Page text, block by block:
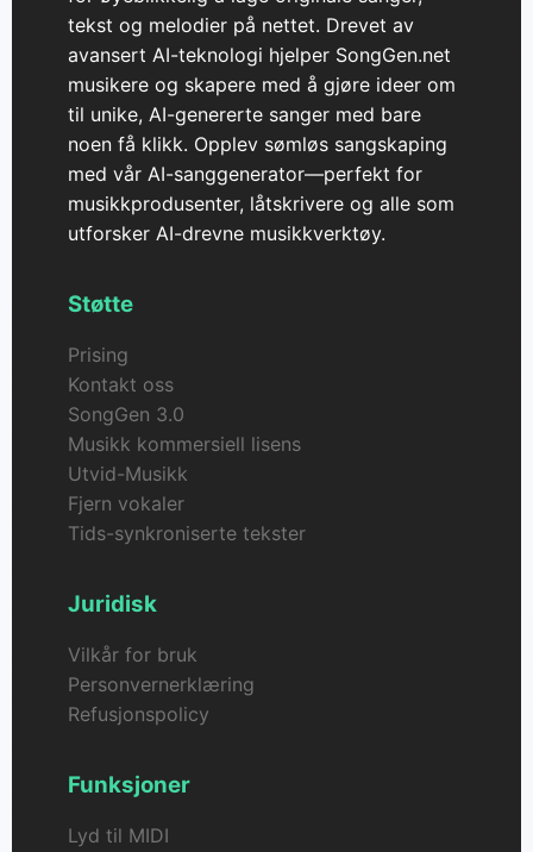
tekst og melodier på nettet. Drevet av
avansert AI-teknologi hjelper SongGen.net
musikere og skapere med å gjøre ideer om
til unike, AI-genererte sanger med bare
noen få klikk. Opplev sømløs sangskaping
med vår AI-sanggenerator—perfekt for
musikkprodusenter, låtskrivere og alle som
utforsker AI-drevne musikkverktøy.
Støtte
Prising
Kontakt oss
SongGen 3.0
Musikk kommersiell lisens
Utvid-Musikk
Fjern vokaler
Tids-synkroniserte tekster
Juridisk
Vilkår for bruk
Personvernerklæring
Refusjonspolicy
Funksjoner
Lyd til MIDI